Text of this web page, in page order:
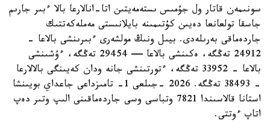
سونىمەن قاتار ول جۇمىس ىستەمەيتىن اتا-انالارعا بالا ءبىر جارىم
جاسقا تولعانعا دەيىن كۇتىمىنە بايلانىستى مەملەكەتتىك
جاردەماقى بەرىلەدى. بيىل ونىڭ مولشەرى ءبىرىنشى بالاعا -
24912 تەڭگە، ەكىنشى بالاعا — 29454 تەڭگە، ءۇشىنشى
بالاعا - 33952 تەڭگە، ءتورتىنشى جانە ودان كەيىنگى بالالارعا
- 38493 تەڭگە. 2026 -جىلعى 1- تامىزداعى جاعداي بويىنشا
استانا قالاسىندا 7821 وتباسى وسى جاردەماقىنى الىپ وتىر دەپ
اتاپ ءوتتى.